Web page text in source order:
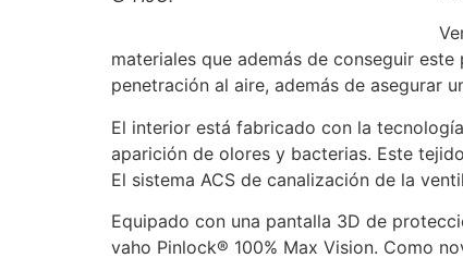
materiales que además de conseguir
penetración al aire, además de asegurar
El interior está fabricado con la
aparición de olores y bacterias. Este
El sistema ACS de canalización de la
Equipado con una pantalla 3D de
vaho Pinlock® 100% Max Vision. Como